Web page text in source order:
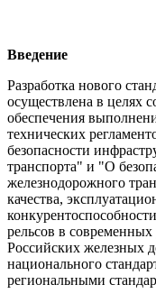
Введение
Разработка нового
осуществлена в целях
обеспечения
технических
безопасности
транспорта" и "О
железнодорожного
качества,
рельсов в
Российских железных
национального
региональными